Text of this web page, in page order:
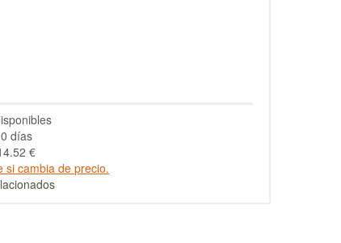
días
€
si cambia de precio.